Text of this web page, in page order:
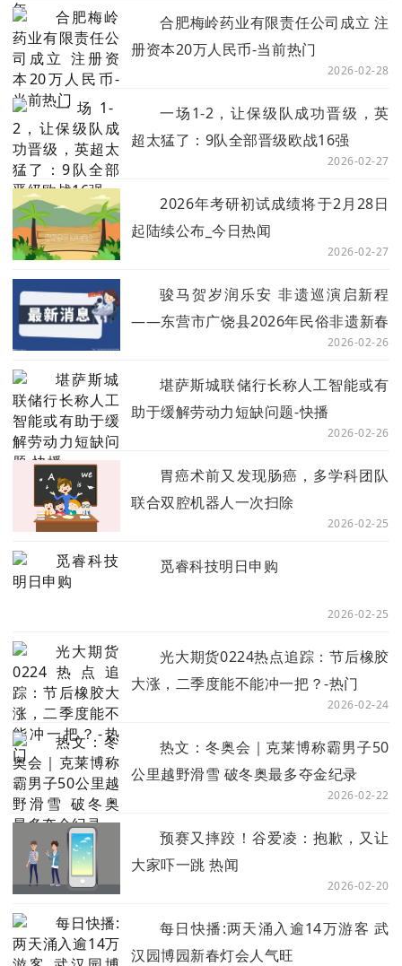
合肥梅岭药业有限责任公司成立 注
册资本20万人民币-当前热门
2026-02-28
一场1-2，让保级队成功晋级，英
超太猛了：9队全部晋级欧战16强
2026-02-27
2026年考研初试成绩将于2月28日
起陆续公布_今日热闻
2026-02-27
骏马贺岁润乐安 非遗巡演启新程
——东营市广饶县2026年民俗非遗新春
2026-02-26
堪萨斯城联储行长称人工智能或有
助于缓解劳动力短缺问题-快播
2026-02-26
胃癌术前又发现肠癌，多学科团队
联合双腔机器人一次扫除
2026-02-25
觅睿科技明日申购
2026-02-25
光大期货0224热点追踪：节后橡胶
大涨，二季度能不能冲一把？-热门
2026-02-24
热文：冬奥会｜克莱博称霸男子50
公里越野滑雪 破冬奥最多夺金纪录
2026-02-22
预赛又摔跤！谷爱凌：抱歉，又让
大家吓一跳 热闻
2026-02-20
每日快播:两天涌入逾14万游客 武
汉园博园新春灯会人气旺